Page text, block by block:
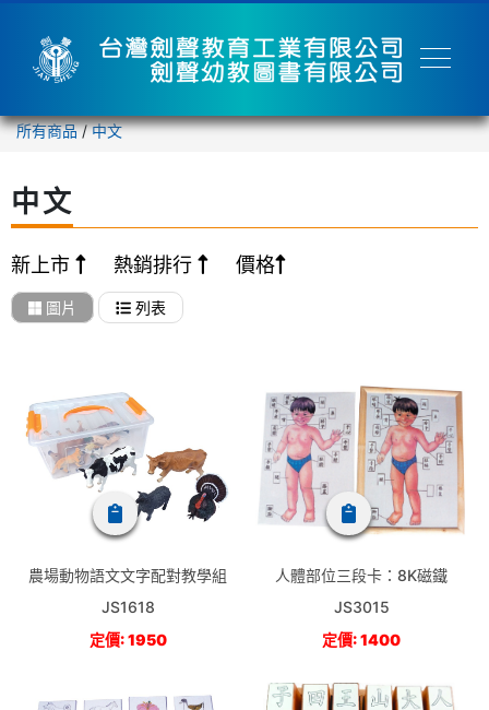
所有商品/中文
中文
新上市 熱銷排行 價格
圖片 列表
農場動物語文文字配對教學組
JS1618
定價: 1950
人體部位三段卡：8K磁鐵
JS3015
定價: 1400